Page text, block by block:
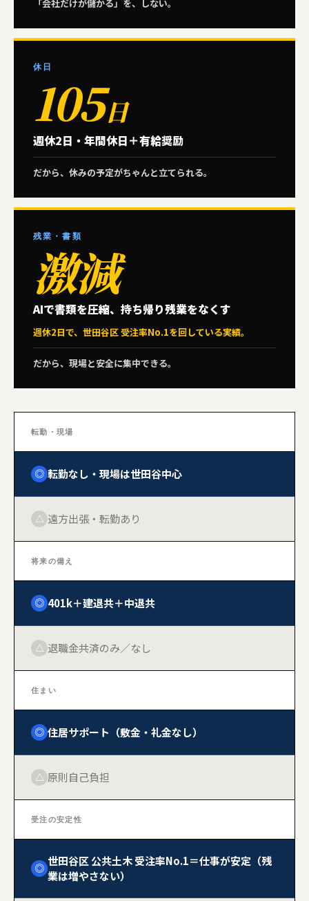
「会社だけが儲かる」を、しない。
休日
105日
週休2日・年間休日＋有給奨励
だから、休みの予定がちゃんと立てられる。
残業・書類
激減
AIで書類を圧縮、持ち帰り残業をなくす
週休2日で、世田谷区 受注率No.1を回している実績。
だから、現場と安全に集中できる。
転勤・現場
◎ 転勤なし・現場は世田谷中心
△ 遠方出張・転勤あり
将来の備え
◎ 401k＋建退共＋中退共
△ 退職金共済のみ／なし
住まい
◎ 住居サポート（敷金・礼金なし）
△ 原則自己負担
受注の安定性
◎
世田谷区 公共土木 受注率No.1＝仕事が安定（残
業は増やさない）